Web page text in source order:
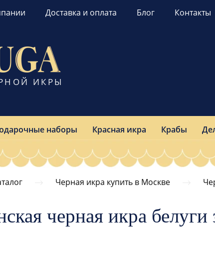
Доставка и оплата Блог Контакты
ИКРЫ
наборы Красная икра Крабы
Черная икра купить в Москве
черная икра